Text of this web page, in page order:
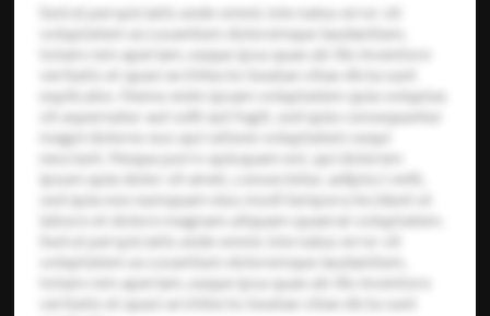
Sed ut perspiciatis unde omnis iste natus error sit
voluptatem accusantium doloremque laudantium,
totam rem aperiam, eaque ipsa quae ab illo inventore
veritatis et quasi architecto beatae vitae dicta sunt
explicabo. Nemo enim ipsam voluptatem quia voluptas
sit aspernatur aut odit aut fugit, sed quia consequuntur
magni dolores eos qui ratione voluptatem sequi
nesciunt. Neque porro quisquam est, qui dolorem
ipsum quia dolor sit amet, consectetur, adipisci velit,
sed quia non numquam eius modi tempora incidunt ut
labore et dolore magnam aliquam quaerat voluptatem.
Sed ut perspiciatis unde omnis iste natus error sit
voluptatem accusantium doloremque laudantium,
totam rem aperiam, eaque ipsa quae ab illo inventore
veritatis et quasi architecto beatae vitae dicta sunt